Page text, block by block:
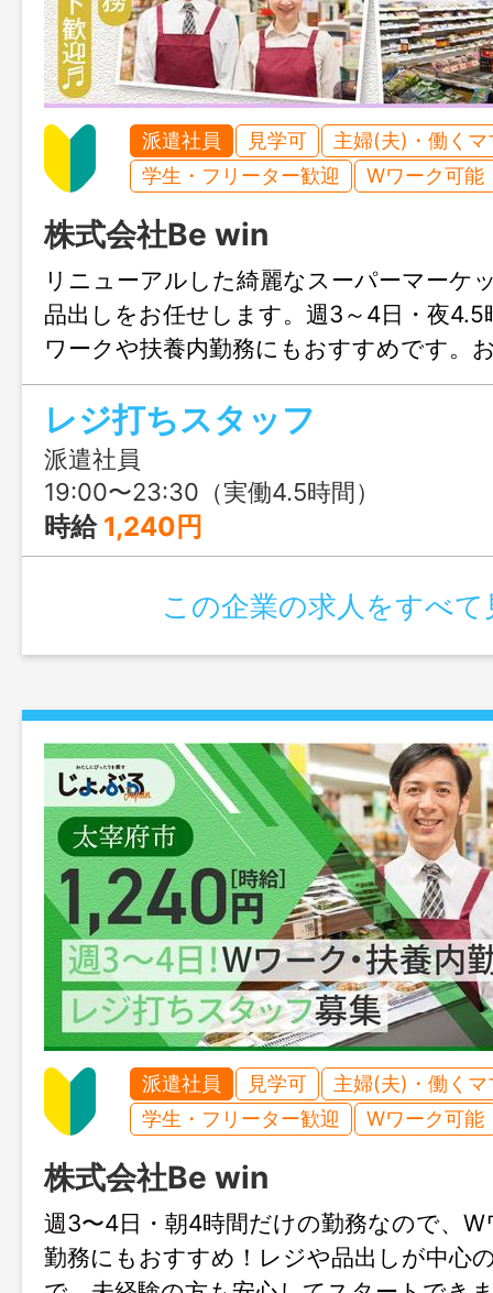
派遣社員 見学可
主婦(夫)・働くマ
学生・フリーター歓迎
Wワーク可能
株式会社Be win
リニューアルした綺麗なスーパーマーケ
品出しをお任せします。週3～4日・夜4.5
ワークや扶養内勤務にもおすすめです。
大歓迎、まずはじょぶる福岡までお気軽
い。
レジ打ちスタッフ
派遣社員
19:00〜23:30（実働4.5時間）
時給 1,240円
この企業の求人をすべて
派遣社員 見学可
主婦(夫)・働くマ
学生・フリーター歓迎
Wワーク可能
株式会社Be win
週3〜4日・朝4時間だけの勤務なので、
勤務にもおすすめ！レジや品出しが中心